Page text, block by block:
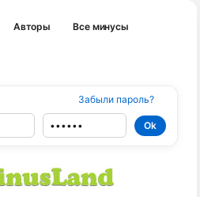
Авторы Все минусы
Забыли пароль?